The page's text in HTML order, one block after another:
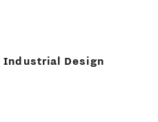
Industrial Design